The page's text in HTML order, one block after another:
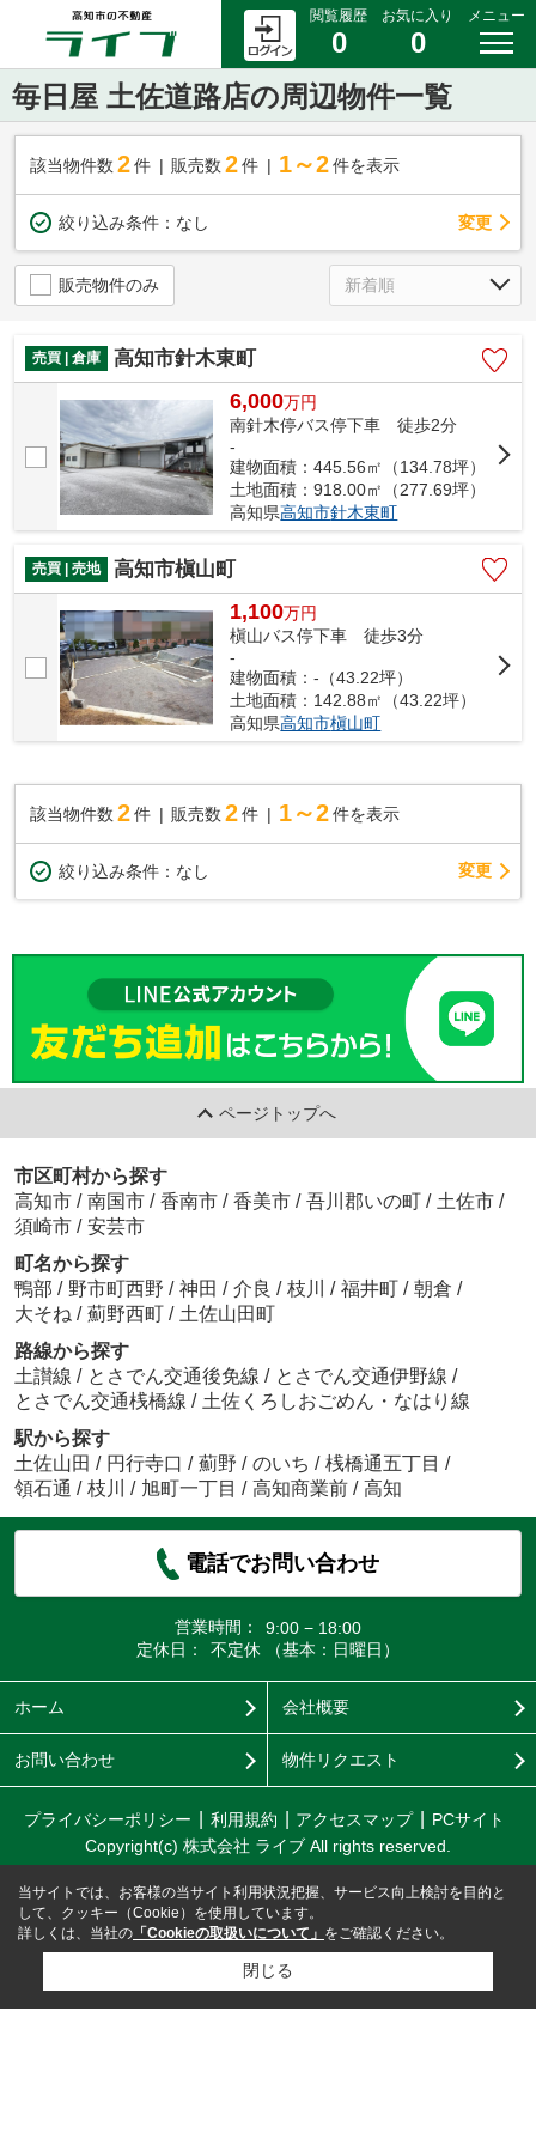
閲覧履歴
0
お気に入り
0
メニュー
毎日屋 土佐道路店の周辺物件一覧
該当物件数 2件 販売数 2 件 1～2 件を表示
絞り込み条件： なし 変更
販売物件のみ
売買 | 倉庫 高知市針木東町
6,000万円
南針木停バス停下車 徒歩2分
-
建物面積：445.56㎡（134.78坪）
土地面積：918.00㎡（277.69坪）
高知県高知市針木東町
売買 | 売地 高知市槇山町
1,100万円
槇山バス停下車 徒歩3分
-
建物面積：-（43.22坪）
土地面積：142.88㎡（43.22坪）
高知県高知市槇山町
該当物件数 2件 販売数 2 件 1～2 件を表示
絞り込み条件： なし 変更
ページトップへ
市区町村から探す
高知市 / 南国市 / 香南市 / 香美市 / 吾川郡いの町 / 土佐市 /
須崎市 / 安芸市
町名から探す
鴨部 / 野市町西野 / 神田 / 介良 / 枝川 / 福井町 / 朝倉 /
大そね / 薊野西町 / 土佐山田町
路線から探す
土讃線 / とさでん交通後免線 / とさでん交通伊野線 /
とさでん交通桟橋線 / 土佐くろしおごめん・なはり線
駅から探す
土佐山田 / 円行寺口 / 薊野 / のいち / 桟橋通五丁目 /
領石通 / 枝川 / 旭町一丁目 / 高知商業前 / 高知
電話でお問い合わせ
営業時間：
9:00 − 18:00
定休日：
不定休 （基本：日曜日）
ホーム 会社概要
お問い合わせ 物件リクエスト
プライバシーポリシー 利用規約 アクセスマップ
PCサイト
Copyright(c) 株式会社 ライブ All rights reserved.
当サイトでは、お客様の当サイト利用状況把握、サービス向上検討を目的と
して、クッキー（Cookie）を使用しています。
詳しくは、当社の 「Cookieの取扱いについて」 をご確認ください。
閉じる